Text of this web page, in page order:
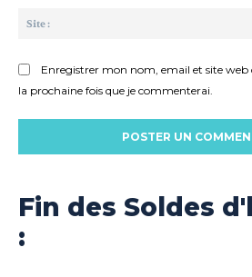
Enregistrer mon nom, email et site
la prochaine fois que je commenterai.
Fin des Soldes
: